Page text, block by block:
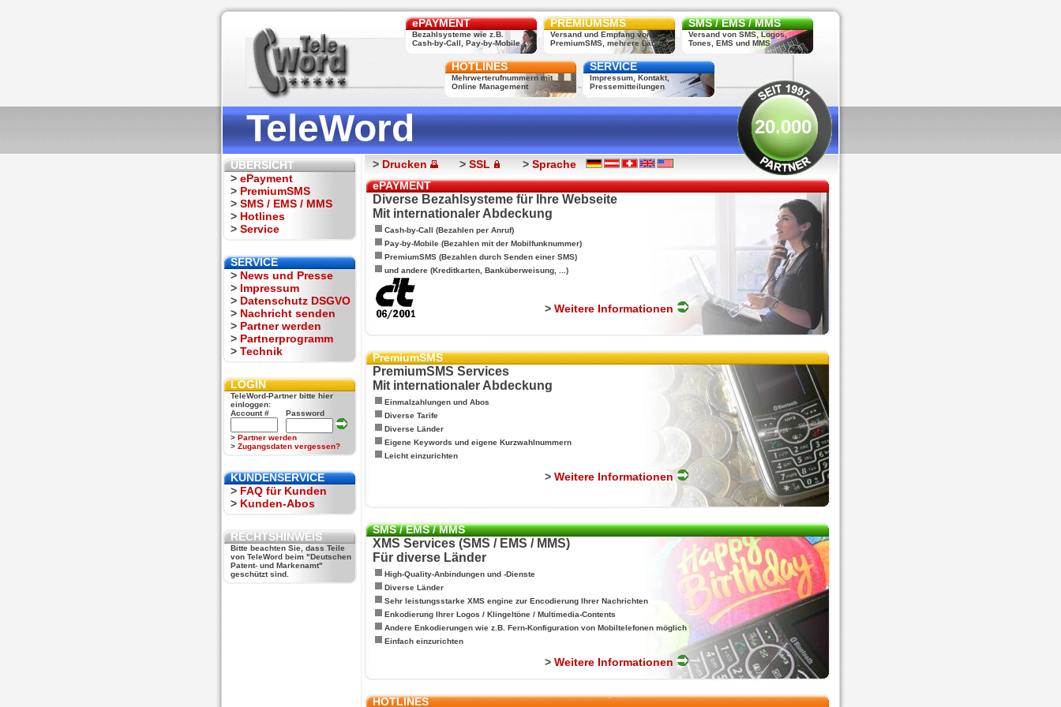
ePAYMENT
Bezahlsysteme wie z.B.
Cash-by-Call, Pay-by-Mobile, ...
PREMIUMSMS
Versand und Empfang von
PremiumSMS, mehrere Länder
SMS / EMS / MMS
Versand von SMS, Logos,
Tones, EMS und MMS
HOTLINES
Mehrwerterufnummern mit
Online Management
SERVICE
Impressum, Kontakt,
Pressemitteilungen
TeleWord 20.000
ÜBERSICHT
> ePayment
> PremiumSMS
> SMS / EMS / MMS
> Hotlines
> Service
SERVICE
> News und Presse
> Impressum
> Datenschutz DSGVO
> Nachricht senden
> Partner werden
> Partnerprogramm
> Technik
LOGIN
TeleWord-Partner bitte hier
einloggen:
Account #
Password
> Partner werden
> Zugangsdaten vergessen?
KUNDENSERVICE
> FAQ für Kunden
> Kunden-Abos
RECHTSHINWEIS
Bitte beachten Sie, dass Teile
von TeleWord beim "Deutschen
Patent- und Markenamt"
geschützt sind.
> Drucken > SSL > Sprache
ePAYMENT
Diverse Bezahlsysteme für Ihre Webseite
Mit internationaler Abdeckung
Cash-by-Call (Bezahlen per Anruf)
Pay-by-Mobile (Bezahlen mit der Mobilfunknummer)
PremiumSMS (Bezahlen durch Senden einer SMS)
und andere (Kreditkarten, Banküberweisung, ...)
> Weitere Informationen
PremiumSMS
PremiumSMS Services
Mit internationaler Abdeckung
Einmalzahlungen und Abos
Diverse Tarife
Diverse Länder
Eigene Keywords und eigene Kurzwahlnummern
Leicht einzurichten
> Weitere Informationen
SMS / EMS / MMS
XMS Services (SMS / EMS / MMS)
Für diverse Länder
High-Quality-Anbindungen und -Dienste
Diverse Länder
Sehr leistungsstarke XMS engine zur Encodierung Ihrer Nachrichten
Enkodierung Ihrer Logos / Klingeltöne / Multimedia-Contents
Andere Enkodierungen wie z.B. Fern-Konfiguration von Mobiltelefonen möglich
Einfach einzurichten
> Weitere Informationen
HOTLINES